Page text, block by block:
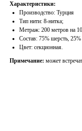
Характеристики:
Производство: Турция
Тип нити: 8-нитка;
Метраж: 200 метров на
Состав: 75% шерсть,
Цвет: секционная.
Примечание: может